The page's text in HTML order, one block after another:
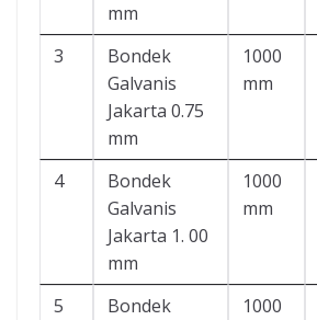
mm
3
Bondek
Galvanis
Jakarta 0.75
mm
1000
mm
4
Bondek
Galvanis
Jakarta 1. 00
mm
1000
mm
5
Bondek
1000